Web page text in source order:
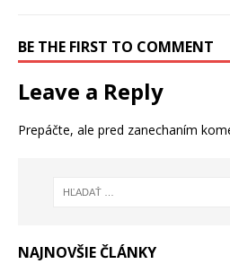
BE THE FIRST TO COMMENT
Leave a Reply
Prepáčte, ale pred zanechaním
NAJNOVŠIE ČLÁNKY